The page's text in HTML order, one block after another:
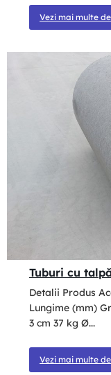
Vezi mai multe
Tuburi cu
Detalii Produs
Lungime (mm)
3 cm 37 kg Ø...
Vezi mai multe